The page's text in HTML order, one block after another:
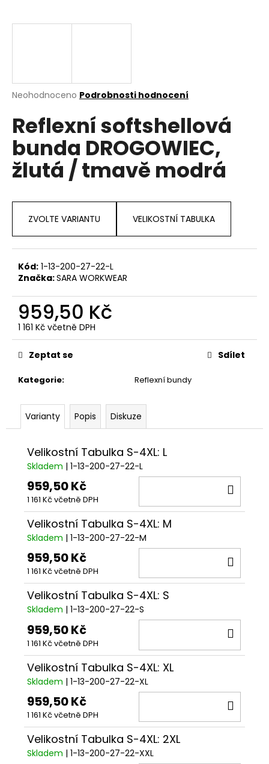
Průměrné
produktu
je
0,0
5
hvězdiček.
Neohodnoceno Podrobnosti hodnocení
Reflexní softshellová
bunda DROGOWIEC,
žlutá / tmavě modrá
ZVOLTE VARIANTU VELIKOSTNÍ TABULKA
Kód: 1-13-200-27-22-L
Značka:SARA WORKWEAR
959,50 Kč
1 161 Kč včetně DPH
Měrná
cena:
Kategorie: Reflexní bundy
Zeptat se Sdílet
Varianty Popis Diskuze
Velikostní Tabulka S-4XL: L
Skladem | 1-13-200-27-22-L
959,50 Kč
1 161 Kč včetně DPH
Velikostní Tabulka S-4XL: M
Skladem | 1-13-200-27-22-M
959,50 Kč
1 161 Kč včetně DPH
Velikostní Tabulka S-4XL: S
Skladem | 1-13-200-27-22-S
959,50 Kč
1 161 Kč včetně DPH
Velikostní Tabulka S-4XL: XL
Skladem | 1-13-200-27-22-XL
959,50 Kč
1 161 Kč včetně DPH
Velikostní Tabulka S-4XL: 2XL
Skladem | 1-13-200-27-22-XXL
j
?
HLEDAT
o
o
r
č
u
j
m
e